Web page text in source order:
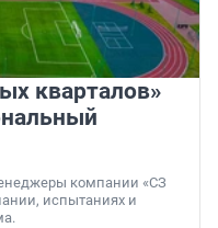
кварталов»
компании «СЗ
испытаниях и